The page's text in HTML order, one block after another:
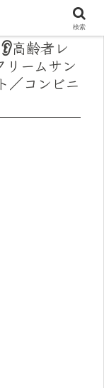
高齢者レ
リームサン
／コンビニ
検索